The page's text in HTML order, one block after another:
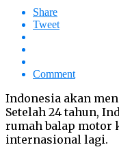
Share
Tweet
Comment
Indonesia akan
Setelah 24 tahun,
rumah balap motor
internasional lagi.